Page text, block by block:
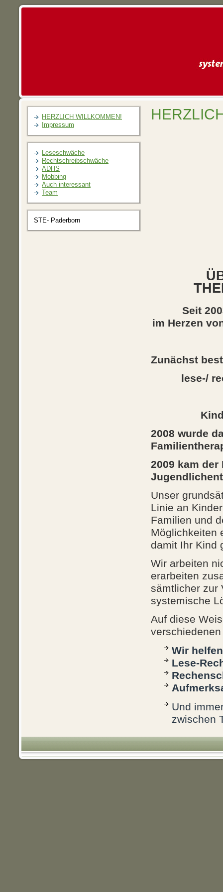
HERZLICH WILLKOMMEN!
Impressum
Leseschwäche
Rechtschreibschwäche
ADHS
Mobbing
Auch interessant
Team
STE- Paderborn
Seit
im Herzen
Zunächst
lese-/
2008 wurde
2009 kam
Unser
Linie an
Familien und
Möglichkeiten
damit Ihr Kind
Wir arbeiten
erarbeiten
sämtlicher zur
systemische
Auf diese
Wir
Lese-
Und
zwischen